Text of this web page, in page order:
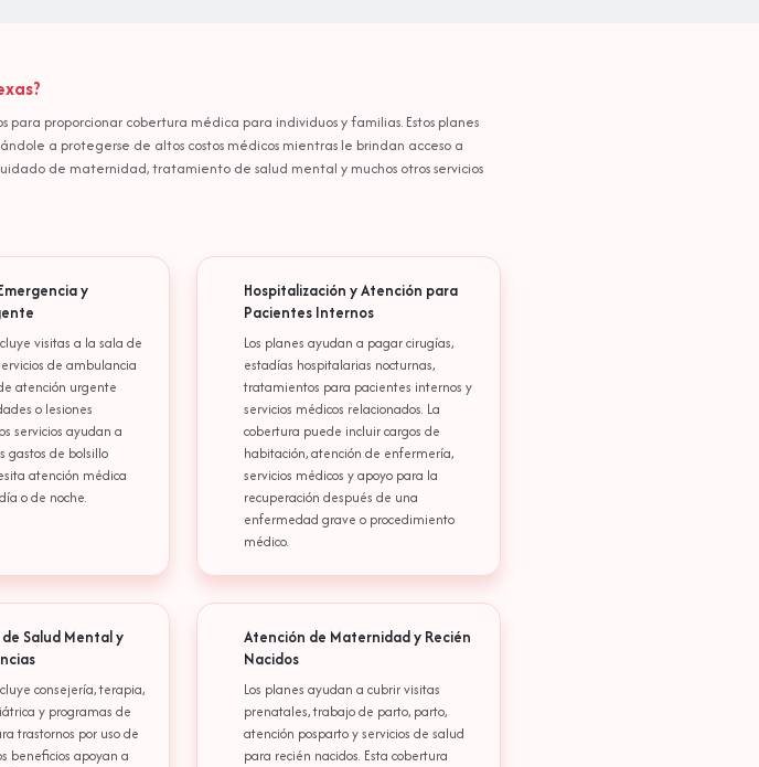
proporcionar cobertura médica para individuos y familias. Estos planes
a protegerse de altos costos médicos mientras le brindan acceso a
de maternidad, tratamiento de salud mental y muchos otros servicios
y
visitas a la sala de
de ambulancia
atención urgente
o lesiones
servicios ayudan a
gastos de bolsillo
atención médica
o de noche.
Hospitalización y Atención para
Pacientes Internos
Los planes ayudan a pagar cirugías,
estadías hospitalarias nocturnas,
tratamientos para pacientes internos y
servicios médicos relacionados. La
cobertura puede incluir cargos de
habitación, atención de enfermería,
servicios médicos y apoyo para la
recuperación después de una
enfermedad grave o procedimiento
médico.
Salud Mental y
consejería, terapia,
y programas de
trastornos por uso de
beneficios apoyan a
Atención de Maternidad y Recién
Nacidos
Los planes ayudan a cubrir visitas
prenatales, trabajo de parto, parto,
atención posparto y servicios de salud
para recién nacidos. Esta cobertura